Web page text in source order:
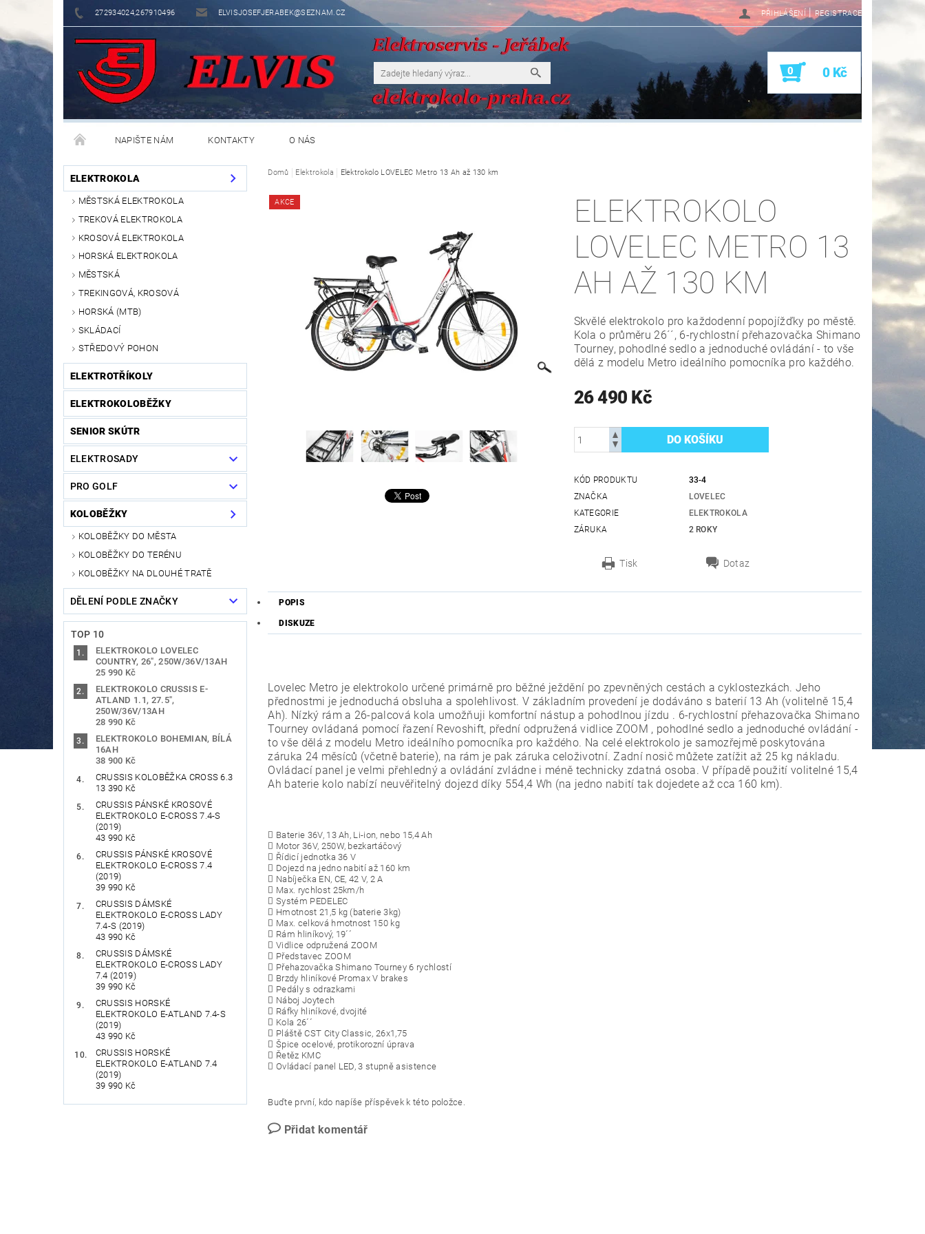
272934024,267910496 ELVISJOSEFJERABEK@SEZNAM.CZ PŘIHLÁŠENÍ | REGISTRACE
0 0 Kč
NAPIŠTE NÁM KONTAKTY O NÁS
ELEKTROKOLA
MĚSTSKÁ ELEKTROKOLA
TREKOVÁ ELEKTROKOLA
KROSOVÁ ELEKTROKOLA
HORSKÁ ELEKTROKOLA
MĚSTSKÁ
TREKINGOVÁ, KROSOVÁ
HORSKÁ (MTB)
SKLÁDACÍ
STŘEDOVÝ POHON
ELEKTROTŘÍKOLY
ELEKTROKOLOBĚŽKY
SENIOR SKÚTR
ELEKTROSADY
PRO GOLF
KOLOBĚŽKY
KOLOBĚŽKY DO MĚSTA
KOLOBĚŽKY DO TERÉNU
KOLOBĚŽKY NA DLOUHÉ TRATĚ
DĚLENÍ PODLE ZNAČKY
TOP 10
ELEKTROKOLO LOVELEC
COUNTRY, 26", 250W/36V/13AH
25 990 Kč
ELEKTROKOLO CRUSSIS E-
ATLAND 1.1, 27.5",
250W/36V/13AH
28 990 Kč
ELEKTROKOLO BOHEMIAN, BÍLÁ
16AH
38 900 Kč
CRUSSIS KOLOBĚŽKA CROSS 6.3
13 390 Kč
CRUSSIS PÁNSKÉ KROSOVÉ
ELEKTROKOLO E-CROSS 7.4-S
(2019)
43 990 Kč
CRUSSIS PÁNSKÉ KROSOVÉ
ELEKTROKOLO E-CROSS 7.4
(2019)
39 990 Kč
CRUSSIS DÁMSKÉ
ELEKTROKOLO E-CROSS LADY
7.4-S (2019)
43 990 Kč
CRUSSIS DÁMSKÉ
ELEKTROKOLO E-CROSS LADY
7.4 (2019)
39 990 Kč
CRUSSIS HORSKÉ
ELEKTROKOLO E-ATLAND 7.4-S
(2019)
43 990 Kč
CRUSSIS HORSKÉ
ELEKTROKOLO E-ATLAND 7.4
(2019)
39 990 Kč
Domů Elektrokola Elektrokolo LOVELEC Metro 13 Ah až 130 km
AKCE
ELEKTROKOLO
LOVELEC METRO 13
AH AŽ 130 KM
Skvělé elektrokolo pro každodenní popojížďky po městě.
Kola o průměru 26´´, 6-rychlostní přehazovačka Shimano
Tourney, pohodlné sedlo a jednoduché ovládání - to vše
dělá z modelu Metro ideálního pomocníka pro každého.
26 490 Kč
KÓD PRODUKTU
33-4
ZNAČKA
LOVELEC
KATEGORIE
ELEKTROKOLA
ZÁRUKA
2 ROKY
Tisk Dotaz
POPIS
DISKUZE
Lovelec Metro je elektrokolo určené primárně pro běžné ježdění po zpevněných cestách a cyklostezkách. Jeho
přednostmi je jednoduchá obsluha a spolehlivost. V základním provedení je dodáváno s baterií 13 Ah (volitelně 15,4
Ah). Nízký rám a 26-palcová kola umožňuji komfortní nástup a pohodlnou jízdu . 6-rychlostní přehazovačka Shimano
Tourney ovládaná pomocí řazení Revoshift, přední odpružená vidlice ZOOM , pohodlné sedlo a jednoduché ovládání -
to vše dělá z modelu Metro ideálního pomocníka pro každého. Na celé elektrokolo je samozřejmě poskytována
záruka 24 měsíců (včetně baterie), na rám je pak záruka celoživotní. Zadní nosič můžete zatížit až 25 kg nákladu.
Ovládací panel je velmi přehledný a ovládání zvládne i méně technicky zdatná osoba. V případě použití volitelné 15,4
Ah baterie kolo nabízí neuvěřitelný dojezd díky 554,4 Wh (na jedno nabití tak dojedete až cca 160 km).
 Baterie 36V, 13 Ah, Li-ion, nebo 15,4 Ah
 Motor 36V, 250W, bezkartáčový
 Řídicí jednotka 36 V
 Dojezd na jedno nabití až 160 km
 Nabíječka EN, CE, 42 V, 2 A
 Max. rychlost 25km/h
 Systém PEDELEC
 Hmotnost 21,5 kg (baterie 3kg)
 Max. celková hmotnost 150 kg
 Rám hliníkový, 19´´
 Vidlice odpružená ZOOM
 Představec ZOOM
 Přehazovačka Shimano Tourney 6 rychlostí
 Brzdy hliníkové Promax V brakes
 Pedály s odrazkami
 Náboj Joytech
 Ráfky hliníkové, dvojité
 Kola 26´´
 Pláště CST City Classic, 26x1,75
 Špice ocelové, protikorozní úprava
 Řetěz KMC
 Ovládací panel LED, 3 stupně asistence
Buďte první, kdo napíše příspěvek k této položce.
Přidat komentář